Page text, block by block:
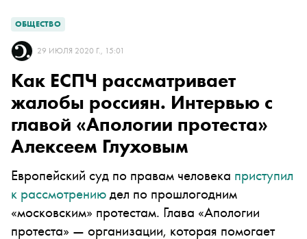
ОБЩЕСТВО
29 ИЮЛЯ 2020 Г., 15:01
Как ЕСПЧ рассматривает
жалобы россиян. Интервью с
главой «Апологии протеста»
Алексеем Глуховым
Европейский суд по правам человека приступил
к рассмотрениюдел по прошлогодним
«московским» протестам. Глава «Апологии
протеста» — организации, которая помогает